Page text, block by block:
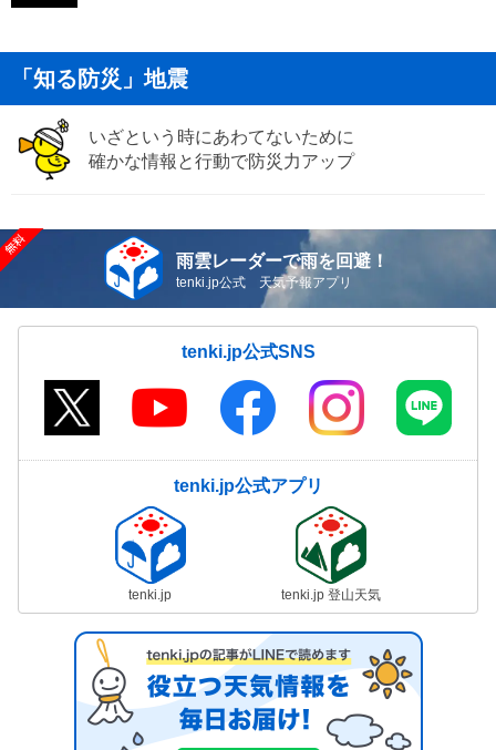
「知る防災」地震
いざという時にあわてないために
確かな情報と行動で防災力アップ
雨雲レーダーで雨を回避！
tenki.jp公式 天気予報アプリ
tenki.jp公式SNS
tenki.jp公式アプリ
tenki.jp tenki.jp 登山天気